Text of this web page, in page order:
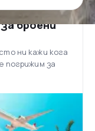
броени
ни кажи кога
погрижим за